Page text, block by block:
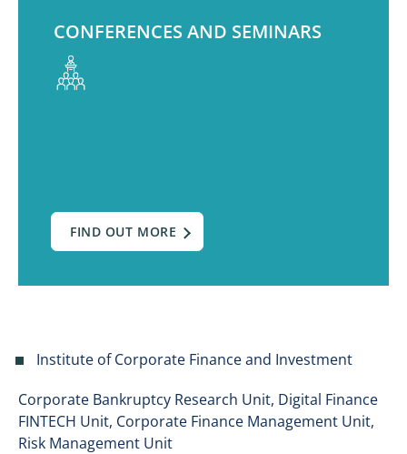
CONFERENCES AND SEMINARS
FIND OUT MORE
Institute of Corporate Finance and Investment
Corporate Bankruptcy Research Unit, Digital Finance
FINTECH Unit, Corporate Finance Management Unit,
Risk Management Unit